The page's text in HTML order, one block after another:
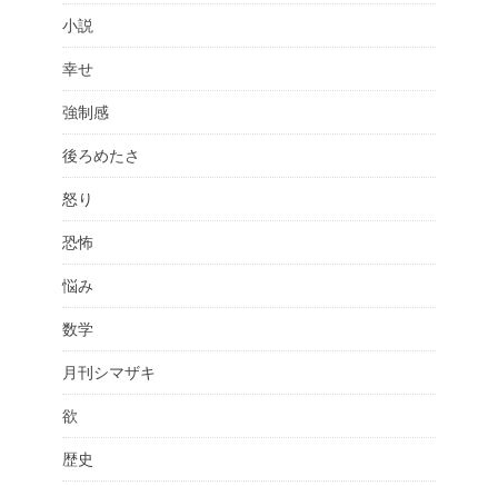
小説
幸せ
強制感
後ろめたさ
怒り
恐怖
悩み
数学
月刊シマザキ
欲
歴史